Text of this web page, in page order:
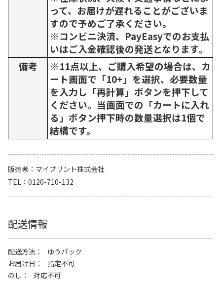
って、お届けが遅れることがございま
すので予めご了承ください。
※コンビニ決済、PayEasyでのお支払
いはご入金確認後の発送となります。
備考
※11点以上、ご購入希望の場合は、カ
ート画面で「10+」を選択、必要数量
を入力し「再計算」ボタンを押下して
ください。当画面での「カートに入れ
る」ボタン押下時の数量選択は1個で
結構です。
販売者
マイプリント株式会社
TEL
0120-710-132
配送情報
配送方法
ゆうパック
お届け日
指定不可
のし
対応不可